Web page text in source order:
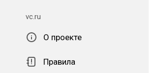
vc.ru
О проекте
Правила